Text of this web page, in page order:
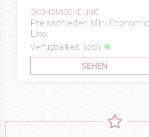
ÖKONOMISCHE LINIE
Preisschleifen Mini Economic
Line
Verfügbarkeit: hoch
SEHEN